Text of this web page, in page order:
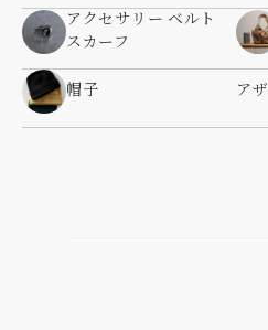
アクセサリー ベルト
スカーフ
帽子 ア